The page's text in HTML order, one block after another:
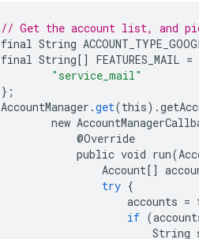
// Get the account list, and
final String
final String[] FEATURES_MAIL =
"service_mail"
};
AccountManager .get(this).
new
@Override
public void run(
Account[]
try {
accounts =
if (
String